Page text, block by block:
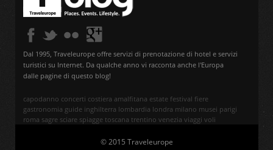
Dal 1995, Traveleurope offre servizi di prenotazione di hotel e servizi
turistici su Internet. Da qualche anno vi racconta anche l'Europa
dalle pagine di questo blog!
capodanno concerti costiera amalfitana estate festival fiere
gastronomia guide inghilterra lombardia londra milano musei parigi
roma sagre sciare spiagge toscana trentino venezia viaggi voli
© 2015 Traveleurope